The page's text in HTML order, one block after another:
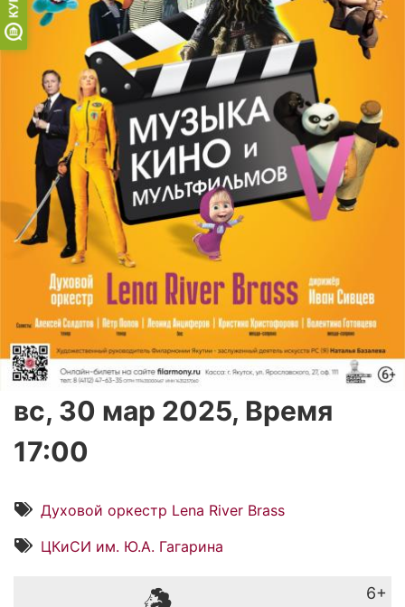
вс, 30 мар 2025, Время
17:00
Духовой оркестр Lena River Brass
ЦКиСИ им. Ю.А. Гагарина
6+